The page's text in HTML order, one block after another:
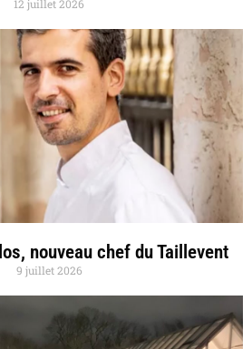
12 juillet 2026
nouveau chef du Taillevent
9 juillet 2026